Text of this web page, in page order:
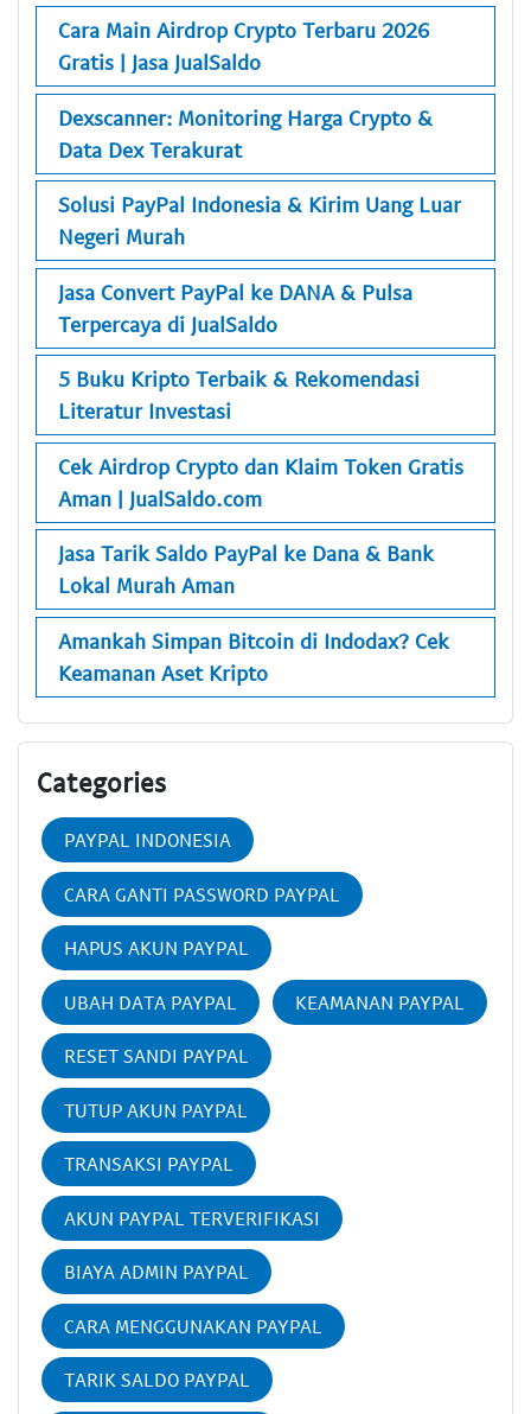
Cara Main Airdrop Crypto Terbaru 2026
Gratis | Jasa JualSaldo
Dexscanner: Monitoring Harga Crypto &
Data Dex Terakurat
Solusi PayPal Indonesia & Kirim Uang Luar
Negeri Murah
Jasa Convert PayPal ke DANA & Pulsa
Terpercaya di JualSaldo
5 Buku Kripto Terbaik & Rekomendasi
Literatur Investasi
Cek Airdrop Crypto dan Klaim Token Gratis
Aman | JualSaldo.com
Jasa Tarik Saldo PayPal ke Dana & Bank
Lokal Murah Aman
Amankah Simpan Bitcoin di Indodax? Cek
Keamanan Aset Kripto
Categories
PAYPAL INDONESIA
CARA GANTI PASSWORD PAYPAL
HAPUS AKUN PAYPAL
UBAH DATA PAYPAL KEAMANAN PAYPAL
RESET SANDI PAYPAL
TUTUP AKUN PAYPAL
TRANSAKSI PAYPAL
AKUN PAYPAL TERVERIFIKASI
BIAYA ADMIN PAYPAL
CARA MENGGUNAKAN PAYPAL
TARIK SALDO PAYPAL